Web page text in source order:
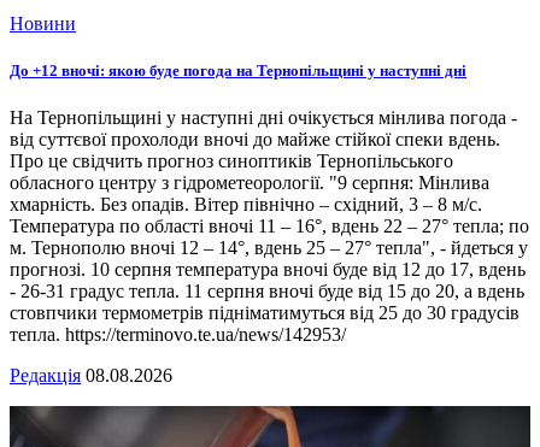
Новини
До +12 вночі: якою буде погода на Тернопільщині у наступні дні
На Тернопільщині у наступні дні очікується мінлива погода -
від суттєвої прохолоди вночі до майже стійкої спеки вдень.
Про це свідчить прогноз синоптиків Тернопільського
обласного центру з гідрометеорології. "9 серпня: Мінлива
хмарність. Без опадів. Вітер північно – східний, 3 – 8 м/с.
Температура по області вночі 11 – 16°, вдень 22 – 27° тепла; по
м. Тернополю вночі 12 – 14°, вдень 25 – 27° тепла", - йдеться у
прогнозі. 10 серпня температура вночі буде від 12 до 17, вдень
- 26-31 градус тепла. 11 серпня вночі буде від 15 до 20, а вдень
стовпчики термометрів підніматимуться від 25 до 30 градусів
тепла. https://terminovo.te.ua/news/142953/
Редакція 08.08.2026